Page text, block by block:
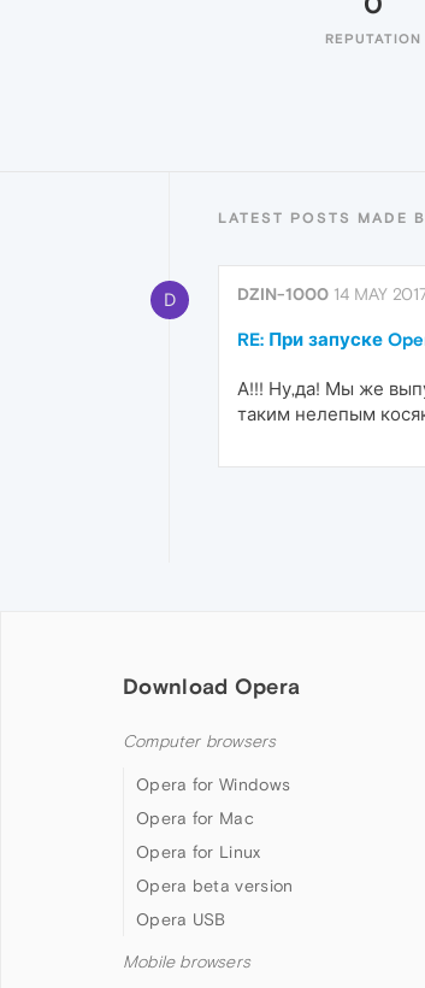
REPUTATION
LATEST POSTS MADE
D DZIN-1000 14 MAY
RE: При запуске
А!!! Ну,да! Мы же
таким нелепым
Download Opera
Computer browsers
Opera for Windows
Opera for Mac
Opera for Linux
Opera beta version
Opera USB
Mobile browsers